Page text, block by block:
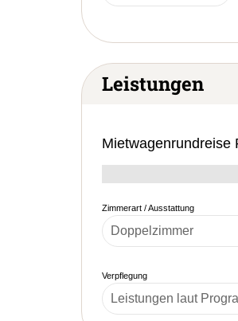
Leistungen
Mietwagenrundreise
Zimmerart / Ausstattung
Verpflegung